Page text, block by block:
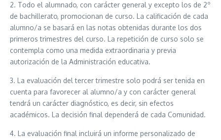
2. Todo el alumnado, con carácter general y excepto los de 2º
de bachillerato, promocionan de curso. La calificación de cada
alumno/a se basará en las notas obtenidas durante los dos
primeros trimestres del curso. La repetición de curso solo se
contempla como una medida extraordinaria y previa
autorización de la Administración educativa.
3. La evaluación del tercer trimestre solo podrá ser tenida en
cuenta para favorecer al alumno/a y con carácter general
tendrá un carácter diagnóstico, es decir, sin efectos
académicos. La decisión final dependerá de cada Comunidad.
4. La evaluación final incluirá un informe personalizado de